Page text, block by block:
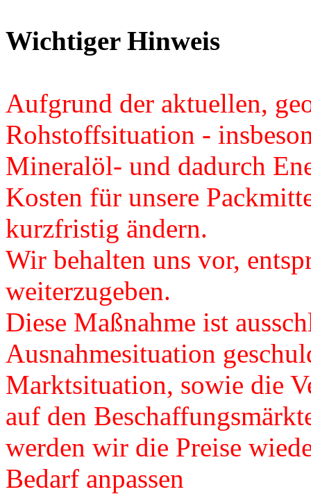
Wichtiger Hinweis
Aufgrund der aktuellen,
Rohstoffsituation -
Mineralöl- und dadurch
Kosten für unsere
kurzfristig ändern.
Wir behalten uns vor,
weiterzugeben.
Diese Maßnahme ist
Ausnahmesituation
Marktsituation, sowie die
auf den
werden wir die Preise
Bedarf anpassen